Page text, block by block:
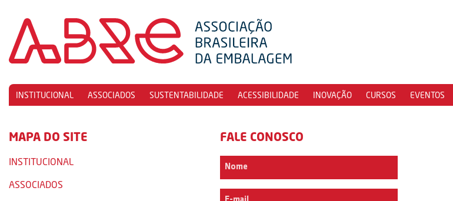
INSTITUCIONAL ASSOCIADOS SUSTENTABILIDADE ACESSIBILIDADE INOVAÇÃO CURSOS EVENTOS
MAPA DO SITE
INSTITUCIONAL
ASSOCIADOS
FALE CONOSCO